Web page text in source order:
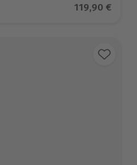
auf 19 Bewertungen
Aktueller
119,90 €